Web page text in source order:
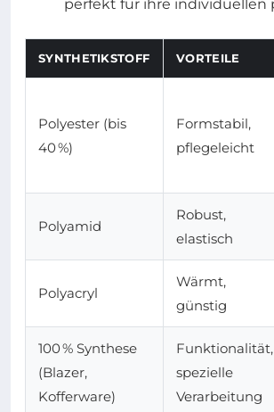
SYNTHETIKSTOFF VORTEILE
Polyester (bis
40 %)
Formstabil,
pflegeleicht
Polyamid
Robust,
elastisch
Polyacryl
Wärmt,
günstig
100 % Synthese
(Blazer,
Kofferware)
Funktionalität,
spezielle
Verarbeitung